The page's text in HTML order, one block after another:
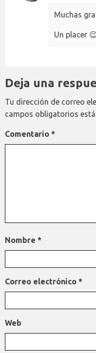
Muchas
Un placer
Deja una
Tu dirección de correo
campos obligatorios
Comentario *
Nombre *
Correo electrónico *
Web